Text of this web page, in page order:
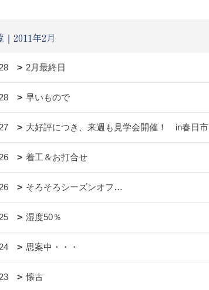
2011年2月
2月最終日
早いもので
大好評につき、来週も見学会開催！ in春日市
着工＆お打合せ
そろそろシーズンオフ…
湿度50％
思案中・・・
懐古